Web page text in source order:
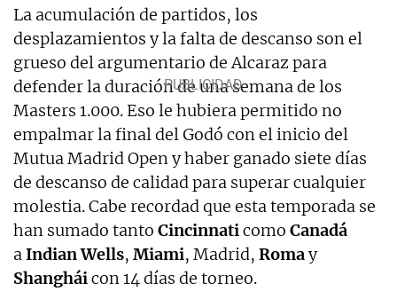
La acumulación de partidos, los
desplazamientos y la falta de descanso son el
grueso del argumentario de Alcaraz para
defender la duración de una semana de los
Masters 1.000. Eso le hubiera permitido no
empalmar la final del Godó con el inicio del
Mutua Madrid Open y haber ganado siete días
de descanso de calidad para superar cualquier
molestia. Cabe recordad que esta temporada se
han sumado tanto Cincinnaticomo Canadá
aIndian Wells, Miami, Madrid, Romay
Shangháicon 14 días de torneo.